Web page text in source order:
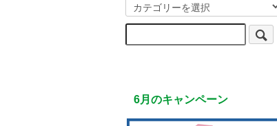
6月のキャンペーン